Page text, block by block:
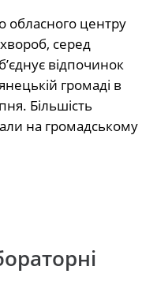
обласного центру
серед
відпочинок
громаді в
Більшість
на громадському